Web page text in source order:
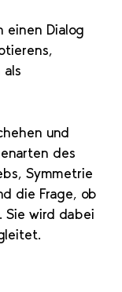
einen Dialog
und
des
Symmetrie
die Frage, ob
Sie wird dabei